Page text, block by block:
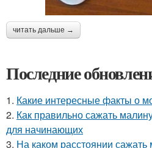
читать дальше →
Последние
1. Какие интересные факты о
2. Как правильно сажать
для начинающих
3. На каком расстоянии